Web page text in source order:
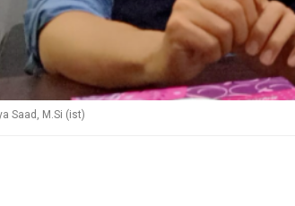
Saad, M.Si (ist)